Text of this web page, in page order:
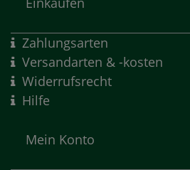
Zahlungsarten
Versandarten & -kosten
Widerrufsrecht
Hilfe
Mein Konto